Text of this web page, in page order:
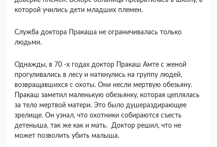
которой учились дети младших племен.
Служба доктора Пракаша не ограничивалась только
людьми.
Однажды, в 70 -х годах доктор Пракаш Амте с женой
прогуливались в лесу и наткнулись на группу людей,
возвращавшихся с охоты. Они несли мертвую обезьяну.
Пракаш заметил маленькую обезьянку, которая цеплялась
за тело мертвой матери. Это было душераздирающее
зрелище. Он узнал, что охотники собираются съесть
детеныша, так же как и мать. Доктор решил, что не
может позволить убить малыша.